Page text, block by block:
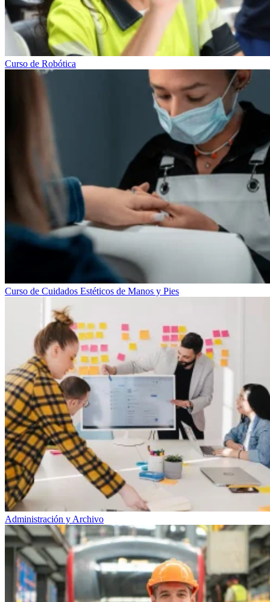
Curso de Robótica
Curso de Cuidados Estéticos de Manos y Pies
Administración y Archivo